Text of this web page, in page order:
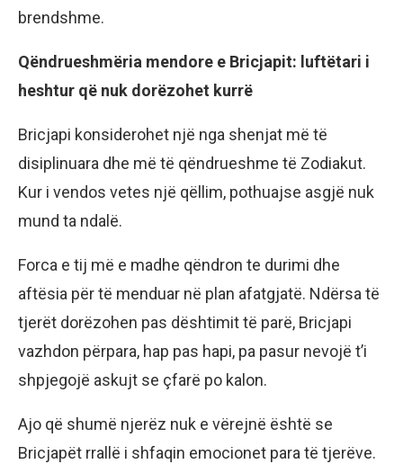
brendshme.
Qëndrueshmëria mendore e Bricjapit: luftëtari i
heshtur që nuk dorëzohet kurrë
Bricjapi konsiderohet një nga shenjat më të
disiplinuara dhe më të qëndrueshme të Zodiakut.
Kur i vendos vetes një qëllim, pothuajse asgjë nuk
mund ta ndalë.
Forca e tij më e madhe qëndron te durimi dhe
aftësia për të menduar në plan afatgjatë. Ndërsa të
tjerët dorëzohen pas dështimit të parë, Bricjapi
vazhdon përpara, hap pas hapi, pa pasur nevojë t’i
shpjegojë askujt se çfarë po kalon.
Ajo që shumë njerëz nuk e vërejnë është se
Bricjapët rrallë i shfaqin emocionet para të tjerëve.